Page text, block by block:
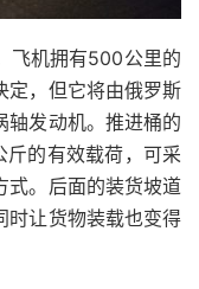
飞机拥有500公里的
定，但它将由俄罗斯
轴发动机。推进桶的
的有效载荷，可采
式。后面的装货坡道
时让货物装载也变得